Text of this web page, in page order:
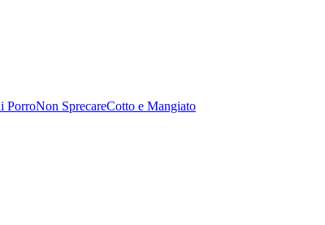
PorroNon SprecareCotto e Mangiato